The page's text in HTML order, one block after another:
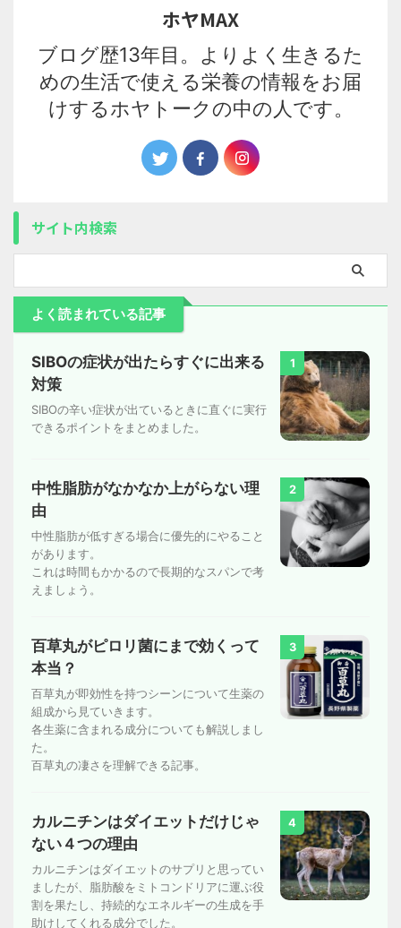
ホヤMAX
ブログ歴13年目。よりよく生きるた
めの生活で使える栄養の情報をお届
けするホヤトークの中の人です。
サイト内検索
よく読まれている記事
1
SIBOの症状が出たらすぐに出来る
対策
SIBOの辛い症状が出ているときに直ぐに実行
できるポイントをまとめました。
2
中性脂肪がなかなか上がらない理
由
中性脂肪が低すぎる場合に優先的にやること
があります。
これは時間もかかるので長期的なスパンで考
えましょう。
3
百草丸がピロリ菌にまで効くって
本当？
百草丸が即効性を持つシーンについて生薬の
組成から見ていきます。
各生薬に含まれる成分についても解説しまし
た。
百草丸の凄さを理解できる記事。
4
カルニチンはダイエットだけじゃ
ない４つの理由
カルニチンはダイエットのサプリと思ってい
ましたが、脂肪酸をミトコンドリアに運ぶ役
割を果たし、持続的なエネルギーの生成を手
助けしてくれる成分でした。